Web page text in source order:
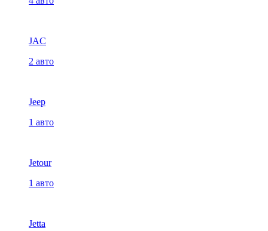
JAC
2 авто
Jeep
1 авто
Jetour
1 авто
Jetta